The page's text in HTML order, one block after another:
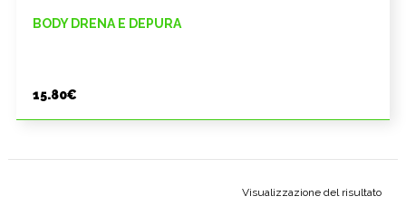
BODY DRENA E DEPURA
15.80€
Visualizzazione del risultato